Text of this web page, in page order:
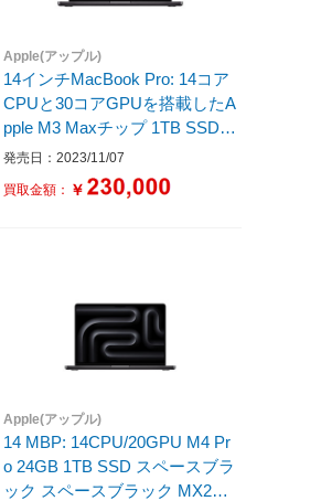
Apple(アップル)
14インチMacBook Pro: 14コア
CPUと30コアGPUを搭載したA
pple M3 Maxチップ 1TB SSD -
スペースブラック MRX53J/A
スペースブラック MRX53J/A
発売日：2023/11/07
買取金額： ￥
Apple(アップル)
14 MBP: 14CPU/20GPU M4 Pr
o 24GB 1TB SSD スペースブラ
ック スペースブラック MX2J3